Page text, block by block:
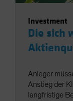
Investment
Die sich
Anleger
Anstieg der
langfristige